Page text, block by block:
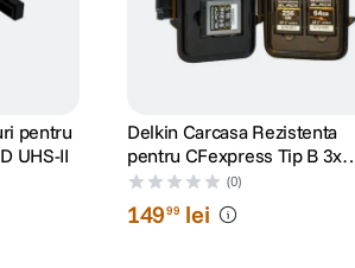
pentru
UHS-II
Delkin Carcasa Rezistenta
pentru CFexpress Tip B 3x
CFexpress Tip B / 2x SD si 2x
microSD
(0)
14999 lei